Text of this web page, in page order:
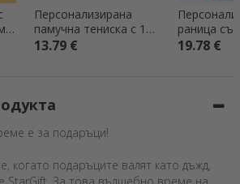
Персонализирана
памучна тениска с 12
снимки и надпис – 20
13.79 €
раница
19.78 €
е за подаръци!
когато подаръците валят като дъжд,
StarGift. За това вълшебно време на